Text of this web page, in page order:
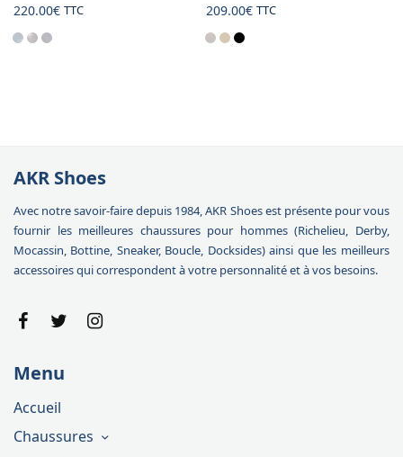
220.00€ TTC
209.00€ TTC
AKR Shoes
Avec notre savoir-faire depuis 1984, AKR Shoes est présente pour vous
fournir les meilleures chaussures pour hommes (Richelieu, Derby,
Mocassin, Bottine, Sneaker, Boucle, Docksides) ainsi que les meilleurs
accessoires qui correspondent à votre personnalité et à vos besoins.
Menu
Accueil
Chaussures